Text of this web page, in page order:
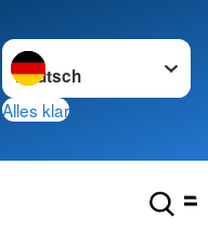
Sprache wechseln zu
Alles klar